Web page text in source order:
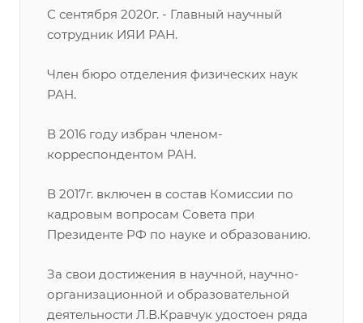
С сентября 2020г. - Главный научный
сотрудник ИЯИ РАН.
Член бюро отделения физических наук
РАН.
В 2016 году избран членом-
корреспондентом РАН.
В 2017г. включен в состав Комиссии по
кадровым вопросам Совета при
Президенте РФ по науке и образованию.
За свои достижения в научной, научно-
организационной и образовательной
деятельности Л.В.Кравчук удостоен ряда